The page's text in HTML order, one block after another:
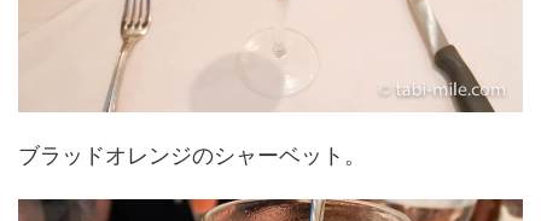
ブラッドオレンジのシャーベット。